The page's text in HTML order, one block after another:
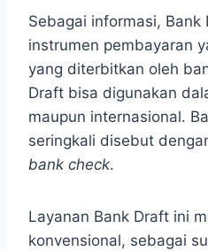
Sebagai informasi, Bank
instrumen pembayaran
yang diterbitkan oleh
Draft bisa digunakan
maupun internasional.
seringkali disebut
bank check.
Layanan Bank Draft ini
konvensional, sebagai